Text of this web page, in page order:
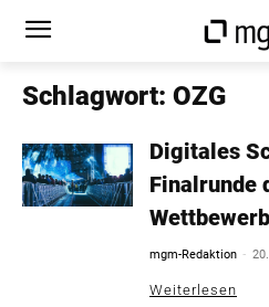
Schlagwort: OZG
Digitales
Finalrunde
mgm-Redaktion -
Weiterlesen